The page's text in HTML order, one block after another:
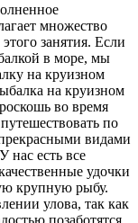
множество
занятия. Если
в море, мы
на круизном
на круизном
во время
по
видами
нас есть все
удочки
крупную рыбу.
улова, так как
позаботятся